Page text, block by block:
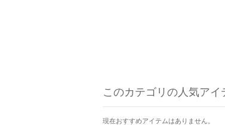
このカテゴリの人気アイ
現在おすすめアイテムはありません。